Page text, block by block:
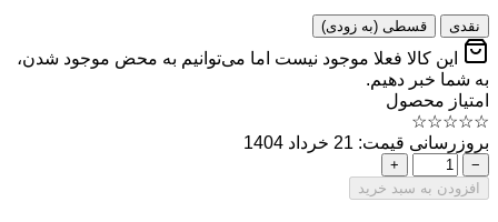
نقدی قسطی (به زودی)
این کالا فعلا موجود نیست اما می‌توانیم به محض موجود شدن،
به شما خبر دهیم.
امتیاز محصول
☆
☆
☆
☆
☆
بروزرسانی قیمت: 21 خرداد 1404
−
+
افزودن به سبد خرید